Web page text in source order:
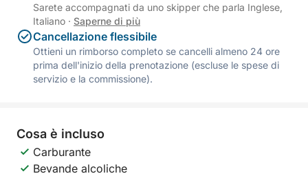
Sarete accompagnati da uno skipper che parla Inglese,
Italiano · Saperne di più
Cancellazione flessibile
Ottieni un rimborso completo se cancelli almeno 24 ore
prima dell'inizio della prenotazione (escluse le spese di
servizio e la commissione).
Cosa è incluso
Carburante
Bevande alcoliche